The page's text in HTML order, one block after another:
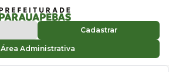
Cadastrar
Área Administrativa